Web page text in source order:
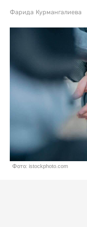
Фарида Курмангалиева
Фото: istockphoto.com